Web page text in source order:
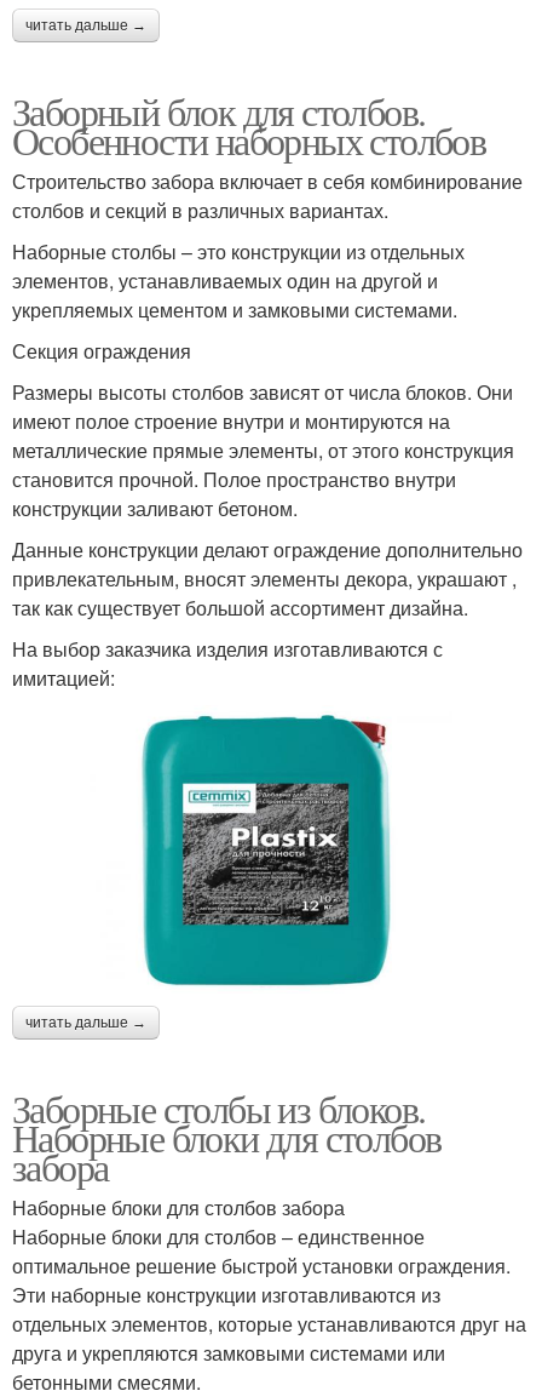
читать дальше →
Заборный блок для столбов.
Особенности наборных столбов
Строительство забора включает в себя комбинирование
столбов и секций в различных вариантах.
Наборные столбы – это конструкции из отдельных
элементов, устанавливаемых один на другой и
укрепляемых цементом и замковыми системами.
Секция ограждения
Размеры высоты столбов зависят от числа блоков. Они
имеют полое строение внутри и монтируются на
металлические прямые элементы, от этого конструкция
становится прочной. Полое пространство внутри
конструкции заливают бетоном.
Данные конструкции делают ограждение дополнительно
привлекательным, вносят элементы декора, украшают ,
так как существует большой ассортимент дизайна.
На выбор заказчика изделия изготавливаются с
имитацией:
читать дальше →
Заборные столбы из блоков.
Наборные блоки для столбов
забора
Наборные блоки для столбов забора
Наборные блоки для столбов – единственное
оптимальное решение быстрой установки ограждения.
Эти наборные конструкции изготавливаются из
отдельных элементов, которые устанавливаются друг на
друга и укрепляются замковыми системами или
бетонными смесями.